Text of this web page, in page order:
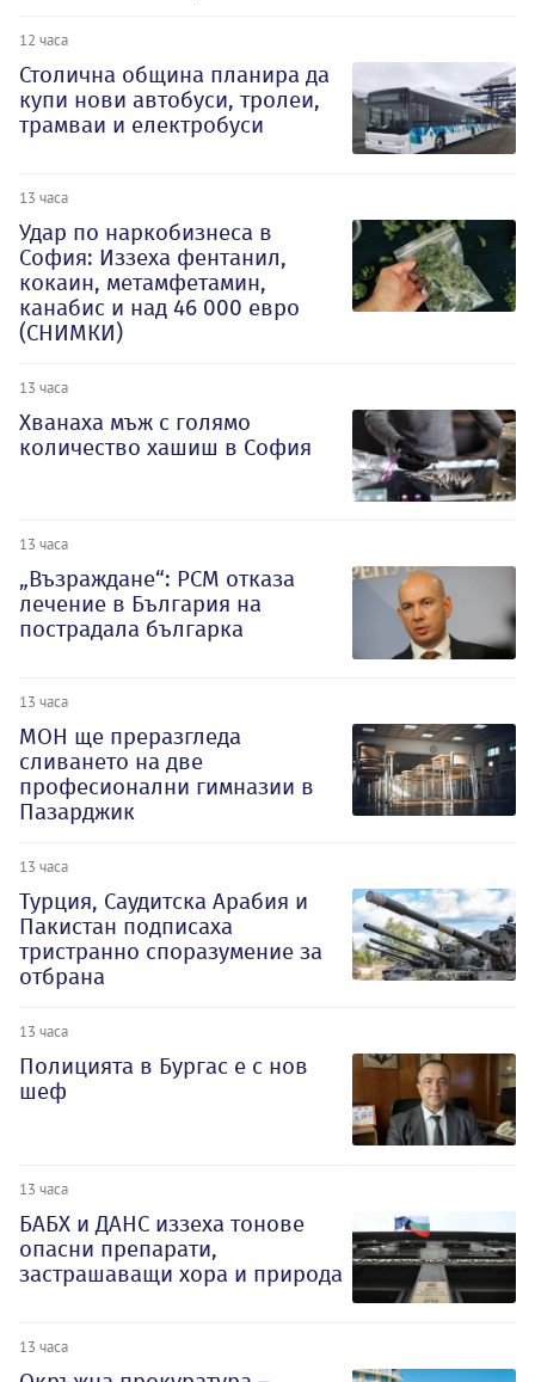
12 часа
Столична община планира да
купи нови автобуси, тролеи,
трамваи и електробуси
13 часа
Удар по наркобизнеса в
София: Иззеха фентанил,
кокаин, метамфетамин,
канабис и над 46 000 евро
(СНИМКИ)
13 часа
Хванаха мъж с голямо
количество хашиш в София
13 часа
„Възраждане“: РСМ отказа
лечение в България на
пострадала българка
13 часа
МОН ще преразгледа
сливането на две
професионални гимназии в
Пазарджик
13 часа
Турция, Саудитска Арабия и
Пакистан подписаха
тристранно споразумение за
отбрана
13 часа
Полицията в Бургас е с нов
шеф
13 часа
БАБХ и ДАНС иззеха тонове
опасни препарати,
застрашаващи хора и природа
13 часа